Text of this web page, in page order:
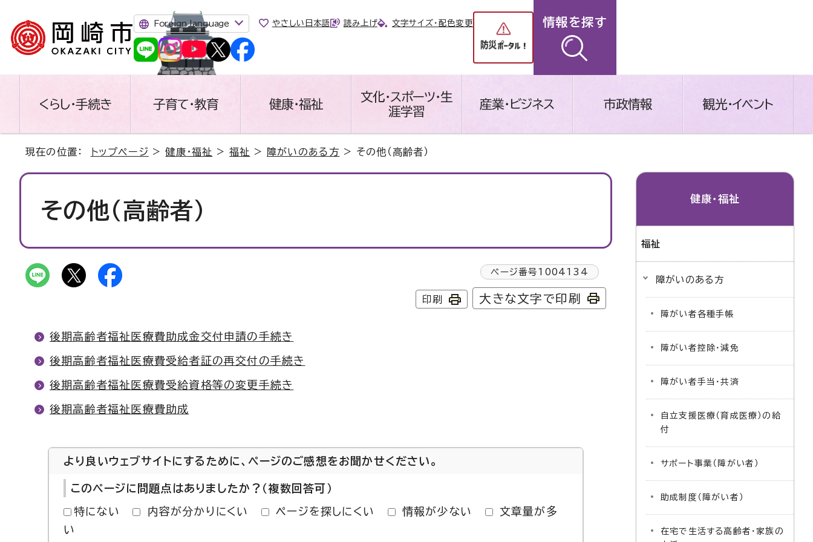
Foreign language やさしい日本語 読み上げ 文字サイズ・配色変更 情報を探す
くらし・手続き 子育て・教育 健康・福祉
文化・スポーツ・生
涯学習
産業・ビジネス 市政情報 観光・イベント
現在の位置： トップページ >健康・福祉 >福祉 > 障がいのある方 > その他（高齢者）
その他（高齢者）
ページ番号 1004134
印刷 大きな文字で印刷
後期高齢者福祉医療費助成金交付申請の手続き
後期高齢者福祉医療費受給者証の再交付の手続き
後期高齢者福祉医療費受給資格等の変更手続き
後期高齢者福祉医療費助成
より良いウェブサイトにするために、ページのご感想をお聞かせください。
このページに問題点はありましたか？（複数回答可）
特にない 内容が分かりにくい ページを探しにくい 情報が少ない
文章量が多
い
健康・福祉
福祉
障がいのある方
障がい者各種手帳
障がい者控除・減免
障がい者手当・共済
自立支援医療（育成医療）の給
付
サポート事業（障がい者）
助成制度（障がい者）
在宅で生活する高齢者・家族の